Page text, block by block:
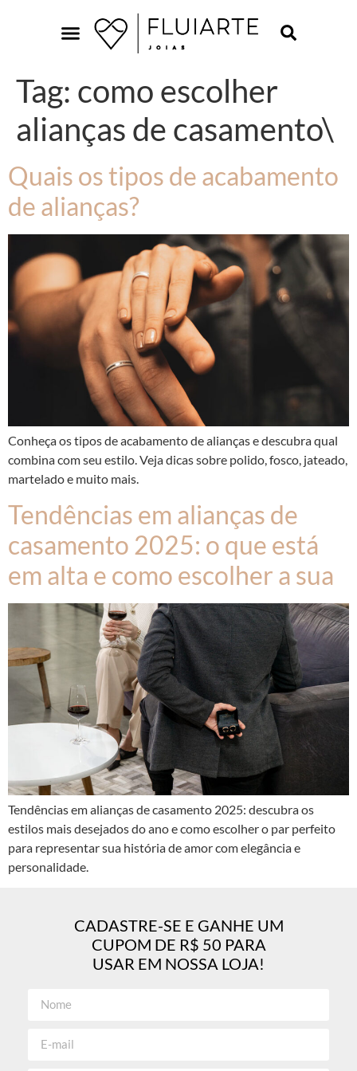
Tag: como escolher
alianças de casamento\
Quais os tipos de acabamento
de alianças?
Conheça os tipos de acabamento de alianças e descubra qual
combina com seu estilo. Veja dicas sobre polido, fosco, jateado,
martelado e muito mais.
Tendências em alianças de
casamento 2025: o que está
em alta e como escolher a sua
Tendências em alianças de casamento 2025: descubra os
estilos mais desejados do ano e como escolher o par perfeito
para representar sua história de amor com elegância e
personalidade.
CADASTRE-SE E GANHE UM
CUPOM DE R$ 50 PARA
USAR EM NOSSA LOJA!